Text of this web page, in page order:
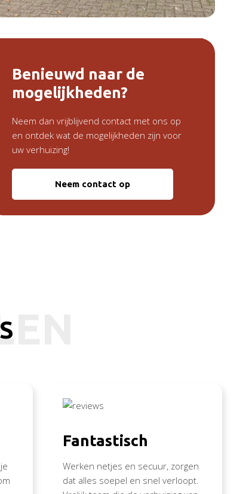
Benieuwd naar de
mogelijkheden?
Neem dan vrijblijvend contact met ons op
en ontdek wat de mogelijkheden zijn voor
uw verhuizing!
Neem contact op
Fantastisch
Werken netjes en secuur, zorgen
dat alles soepel en snel verloopt.